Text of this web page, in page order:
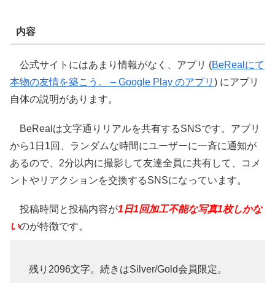
内容
公式サイトにはあまり情報がなく、アプリ (BeRealにて
本物の友情を築こう。 – Google Play のアプリ ) にアプリ
自体の説明があります。
BeRealは文字通りリアルを共有するSNSです。アプリ
から1日1回、ランダムな時間にユーザーに一斉に通知が
あるので、2分以内に撮影して友達全員に共有して、コメ
ントやリアクションを交換するSNSになっています。
投稿時間と投稿内容が1日1回加工不能な写真1枚しかな
いのが特徴です。
残り2096文字。続きはSilver/Gold会員限定。